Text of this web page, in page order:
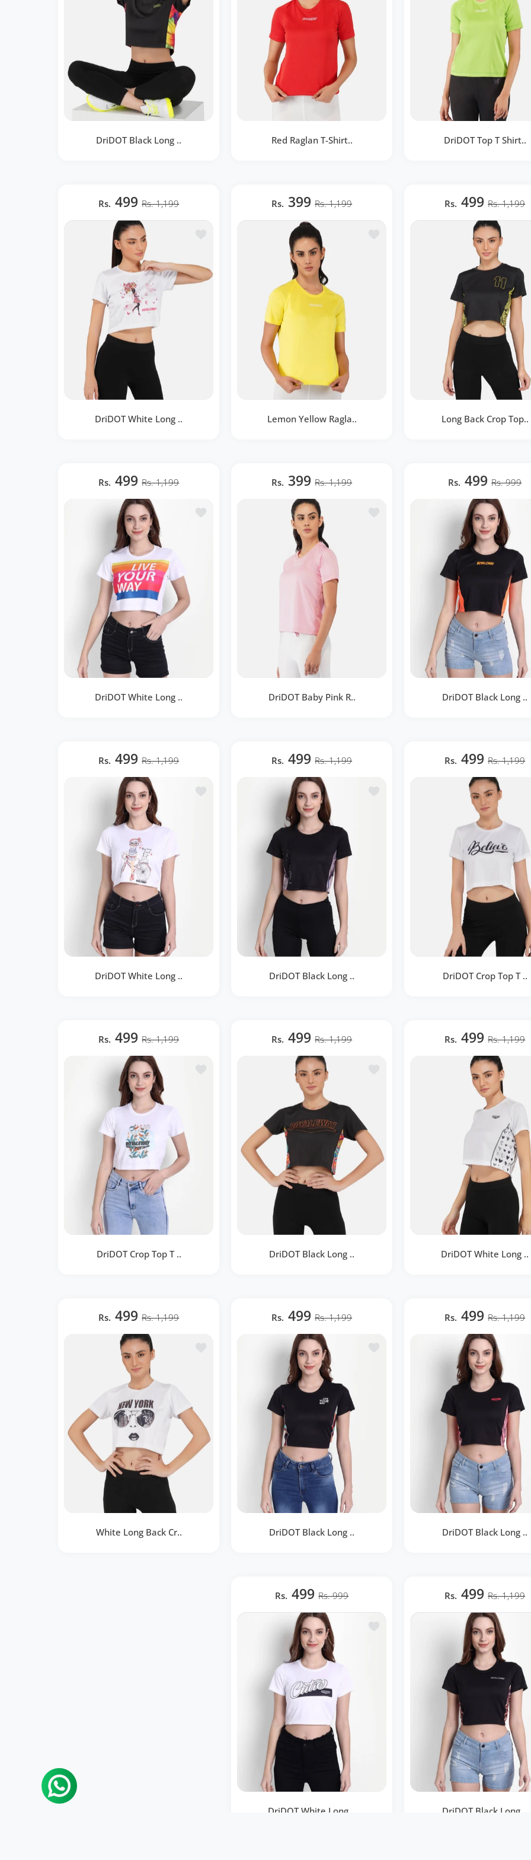
DriDOT Black Long ..
BOUTIQUE RAPIDE
Red Raglan T-Shirt..
BOUTIQUE RAPIDE
DriDOT Top T Shirt..
RWW2062
BOUTIQUE RAPIDE
Rs. 499 Rs. 1,199
Ajouter à la liste de souhaits DriDOT White Long Back Crop Top RWW2033
DriDOT White Long ..
BOUTIQUE RAPIDE
Rs. 399 Rs. 1,199
Ajouter à la liste de souhaits Lemon
Lemon Yellow Ragla..
BOUTIQUE RAPIDE
Rs. 499 Rs. 1,199
Long Back Crop Top..
BOUTIQUE RAPIDE
Rs. 499 Rs. 1,199
Ajouter à la liste de souhaits DriDOT White Long Back Crop Top RWW2042
DriDOT White Long ..
BOUTIQUE RAPIDE
Rs. 399 Rs. 1,199
Ajouter à la liste de souhaits DriDOT
DriDOT Baby Pink R..
BOUTIQUE RAPIDE
Rs. 499 Rs. 999
DriDOT Black Long ..
BOUTIQUE RAPIDE
Rs. 499 Rs. 1,199
Ajouter à la liste de souhaits DriDOT White Long Back Crop Top RWW2041
DriDOT White Long ..
BOUTIQUE RAPIDE
Rs. 499 Rs. 1,199
Ajouter à la liste de souhaits DriDOT
DriDOT Black Long ..
BOUTIQUE RAPIDE
Rs. 499 Rs. 1,199
DriDOT Crop Top T ..
RWW2034
BOUTIQUE RAPIDE
Rs. 499 Rs. 1,199
Ajouter à la liste de souhaits DriDOT Crop Top T Shirt Apparel Long Back Bird
DriDOT Crop Top T ..
RWW2036
BOUTIQUE RAPIDE
Rs. 499 Rs. 1,199
Ajouter à la liste de souhaits DriDOT
DriDOT Black Long ..
BOUTIQUE RAPIDE
Rs. 499 Rs. 1,199
DriDOT White Long ..
BOUTIQUE RAPIDE
Rs. 499 Rs. 1,199
Ajouter à la liste de souhaits White Long Back Crop Top RWW2032
White Long Back Cr..
Rs. 499 Rs. 1,199
Ajouter à la liste de souhaits DriDOT
DriDOT Black Long ..
BOUTIQUE RAPIDE
Rs. 499 Rs. 1,199
DriDOT Black Long ..
BOUTIQUE RAPIDE
Rs. 499 Rs. 999
Ajouter à la liste de souhaits DriDOT
DriDOT White Long ..
Rs. 499 Rs. 1,199
DriDOT Black Long ..